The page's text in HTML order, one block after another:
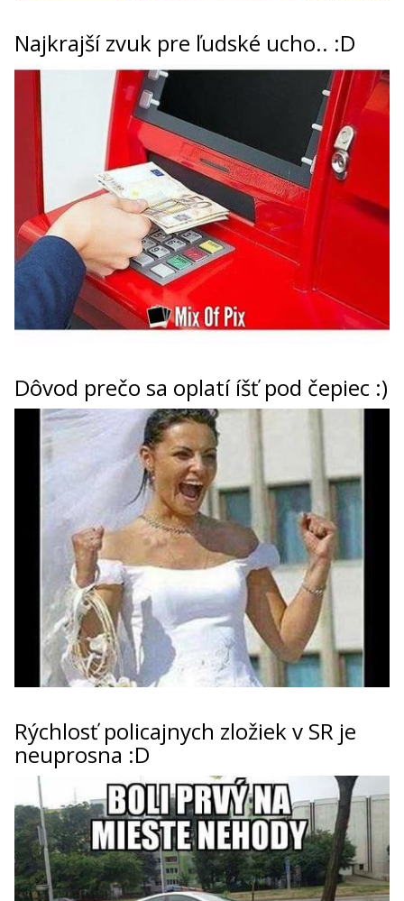
Najkrajší zvuk pre ľudské ucho.. :D
Dôvod prečo sa oplatí íšť pod čepiec :)
Rýchlosť policajnych zložiek v SR je
neuprosna :D